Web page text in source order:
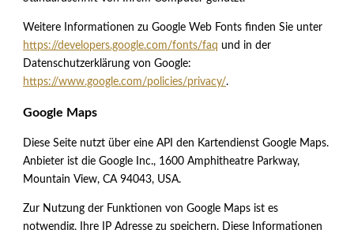
Weitere Informationen zu Google Web Fonts finden Sie unter
https://developers.google.com/fonts/faq und in der
Datenschutzerklärung von Google:
https://www.google.com/policies/privacy/.
Google Maps
Diese Seite nutzt über eine API den Kartendienst Google Maps.
Anbieter ist die Google Inc., 1600 Amphitheatre Parkway,
Mountain View, CA 94043, USA.
Zur Nutzung der Funktionen von Google Maps ist es
notwendig, Ihre IP Adresse zu speichern. Diese Informationen